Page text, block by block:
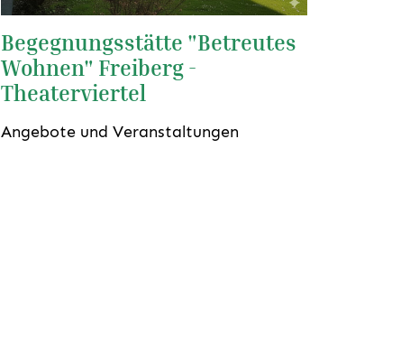
Begegnungsstätte "Betreutes
Wohnen" Freiberg -
Theaterviertel
Angebote und Veranstaltungen